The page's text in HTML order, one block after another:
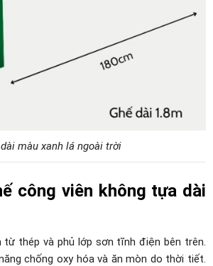
màu xanh lá ngoài trời
công viên không tựa dài
từ thép và phủ lớp sơn tĩnh điện bên trên.
chống oxy hóa và ăn mòn do thời tiết.